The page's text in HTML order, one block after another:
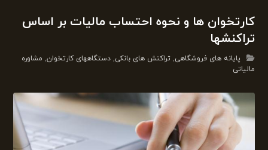
کارتخوان ها و نحوه احتساب مالیات بر اساس
تراکنشها
پایانه های فروشگاهی,تراکنش های بانکی,دستگاههای کارتخوان, مشاوره
مالیاتی